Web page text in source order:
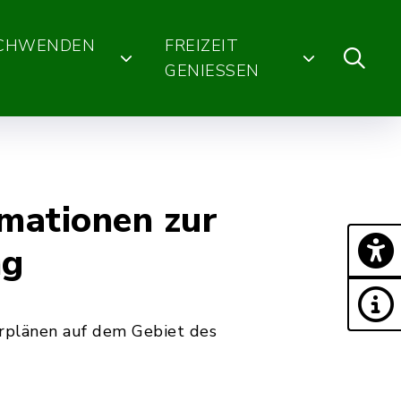
FREIZEIT
GENIESSEN
zur
auf dem Gebiet des